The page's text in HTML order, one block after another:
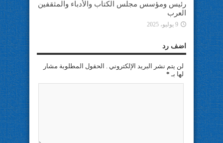
رئيس ومؤسس مجلس الكتاب والأدباء والمثقفين
العرب
9 يوليو، 2025
اضف رد
لن يتم نشر البريد الإلكتروني . الحقول المطلوبة مشار
لها بـ *